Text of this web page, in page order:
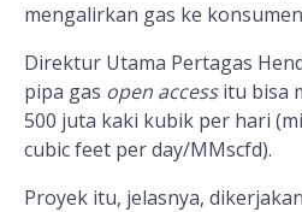
mengalirkan gas ke
Direktur Utama Pertagas
pipa gas open accessitu bisa
500 juta kaki kubik per hari
cubic feet per day/MMscfd).
Proyek itu, jelasnya,